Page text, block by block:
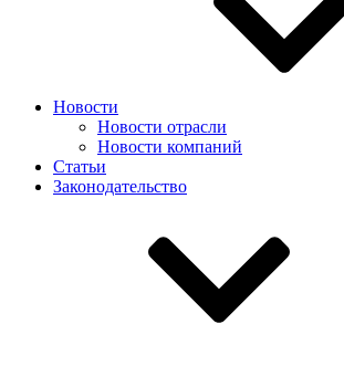
Новости
Новости отрасли
Новости компаний
Статьи
Законодательство